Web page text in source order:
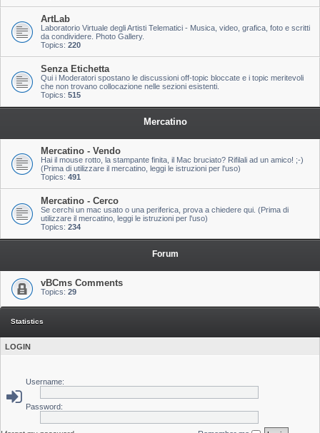
ArtLab
Laboratorio Virtuale degli Artisti Telematici - Musica, video, grafica, foto e scritti
da condividere. Photo Gallery.
Topics: 220
Senza Etichetta
Qui i Moderatori spostano le discussioni off-topic bloccate e i topic meritevoli
che non trovano collocazione nelle sezioni esistenti.
Topics: 515
Mercatino
Mercatino - Vendo
Hai il mouse rotto, la stampante finita, il Mac bruciato? Rifilali ad un amico! ;-)
(Prima di utilizzare il mercatino, leggi le istruzioni per l'uso)
Topics: 491
Mercatino - Cerco
Se cerchi un mac usato o una periferica, prova a chiedere qui. (Prima di
utilizzare il mercatino, leggi le istruzioni per l'uso)
Topics: 234
Forum
vBCms Comments
Topics: 29
Statistics
LOGIN
Username:
Password: